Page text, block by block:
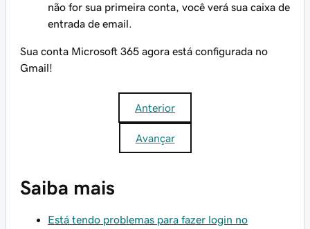
não for sua primeira conta, você verá sua caixa de
entrada de email.
Sua conta Microsoft 365 agora está configurada no
Gmail!
Anterior
Avançar
Saiba mais
Está tendo problemas para fazer login no